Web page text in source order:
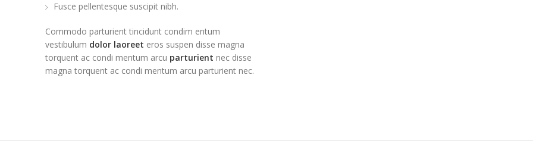
Fusce pellentesque suscipit nibh.
Commodo parturient tincidunt condim entum
vestibulum dolor laoreet eros suspen disse magna
torquent ac condi mentum arcu parturient nec disse
magna torquent ac condi mentum arcu parturient nec.